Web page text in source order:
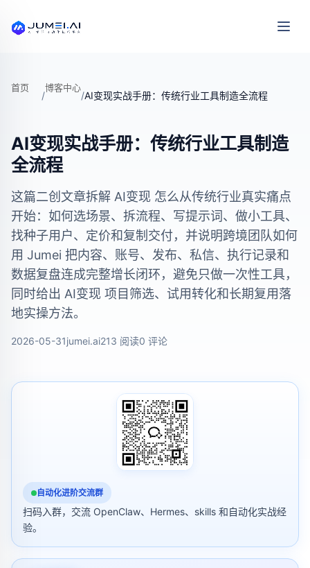
首页
/
博客中心
/AI变现实战手册：传统行业工具制造全流程
AI变现实战手册：传统行业工具制造
全流程
这篇二创文章拆解 AI变现 怎么从传统行业真实痛点
开始：如何选场景、拆流程、写提示词、做小工具、
找种子用户、定价和复制交付，并说明跨境团队如何
用 Jumei 把内容、账号、发布、私信、执行记录和
数据复盘连成完整增长闭环，避免只做一次性工具，
同时给出 AI变现 项目筛选、试用转化和长期复用落
地实操方法。
2026-05-31jumei.ai213 阅读0 评论
自动化进阶交流群
扫码入群，交流 OpenClaw、Hermes、skills 和自动化实战经
验。